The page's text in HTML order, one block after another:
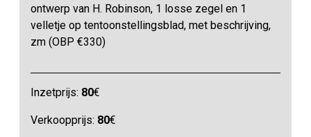
ontwerp van H. Robinson, 1 losse zegel en 1
velletje op tentoonstellingsblad, met beschrijving,
zm (OBP €330)
Inzetprijs: 80€
Verkoopprijs: 80€